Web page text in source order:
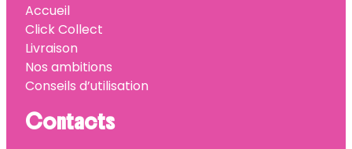
Accueil
Click Collect
Livraison
Nos ambitions
Conseils d’utilisation
Contacts